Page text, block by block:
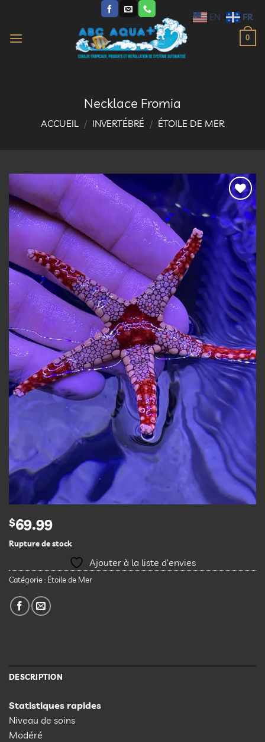
contenu
0
Necklace Fromia
ACCUEIL / INVERTÉBRÉ / ÉTOILE DE MER
Ajouter
à la
liste
d’envies
$69.99
Rupture de stock
Ajouter à la liste d’envies
Catégorie : Étoile de Mer
DESCRIPTION
Statistiques rapides
Niveau de soins
Modéré
EN FR